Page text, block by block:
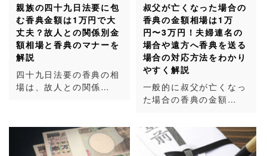
親族の四十九日法要に包
む香典金額は1万円で大
丈夫？故人との関係別金
額相場と香典のマナーを
解説
四十九日法要の香典の相
場は、故人との関係…
叔父が亡くなった場合の
香典の金額相場は1万
円〜3万円！夫婦連名の
場合や遠方へ香典を送る
場合の対応方法をわかり
やすく解説
一般的に叔父が亡くなっ
た場合の香典の金額…